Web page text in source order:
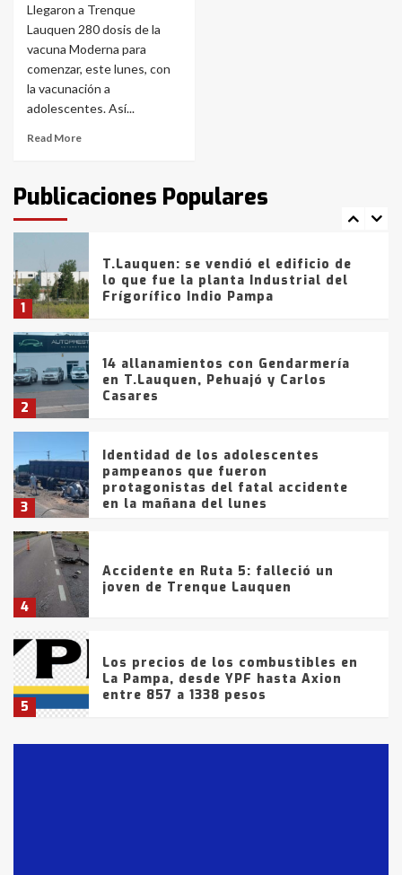
Llegaron a Trenque
Lauquen 280 dosis de la
vacuna Moderna para
comenzar, este lunes, con
la vacunación a
adolescentes. Así...
Read More
Publicaciones Populares
5
6
La Bolsa de Cereales de Bahía
Blanca anticipa que Agosto vendrá
con lluvias y heladas, en gran parte
de la provincia
fueron detenidos por
comercialización de drogas en la
tarde del sábado
1
T.Lauquen: se vendió el edificio de
lo que fue la planta Industrial del
Frígorífico Indio Pampa
2
14 allanamientos con Gendarmería
en T.Lauquen, Pehuajó y Carlos
Casares
3
Identidad de los adolescentes
pampeanos que fueron
protagonistas del fatal accidente
en la mañana del lunes
4
Accidente en Ruta 5: falleció un
joven de Trenque Lauquen
5
Los precios de los combustibles en
La Pampa, desde YPF hasta Axion
entre 857 a 1338 pesos